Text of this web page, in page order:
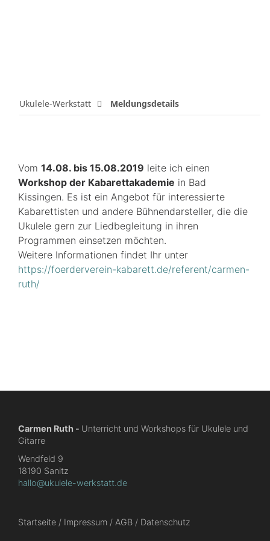
Ukulele-Werkstatt Meldungsdetails
Vom 14.08. bis 15.08.2019 leite ich einen
Workshop der Kabarettakademie in Bad
Kissingen. Es ist ein Angebot für interessierte
Kabarettisten und andere Bühnendarsteller, die die
Ukulele gern zur Liedbegleitung in ihren
Programmen einsetzen möchten.
Weitere Informationen findet Ihr unter
https://foerderverein-kabarett.de/referent/carmen-
ruth/
Carmen Ruth - Unterricht und Workshops für Ukulele und
Gitarre
Wendfeld 9
18190 Sanitz
hallo@ukulele-werkstatt.de
Startseite Impressum AGB Datenschutz